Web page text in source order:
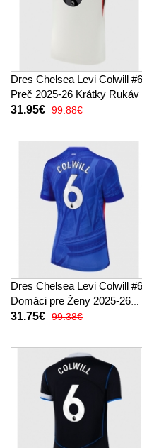
Dres Chelsea Levi Colwill #6
Preč 2025-26 Krátky Rukáv
31.95€ 99.88€
Dres Chelsea Levi Colwill #6
Domáci pre Ženy 2025-26
Krátky Rukáv
31.75€ 99.38€